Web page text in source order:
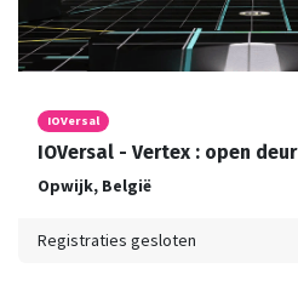
IOVersal
IOVersal - Vertex : open deur
Opwijk, België
Registraties gesloten